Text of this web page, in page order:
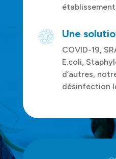
établissement.
Une
COVID-19,
E.coli,
d’autres,
désinfection